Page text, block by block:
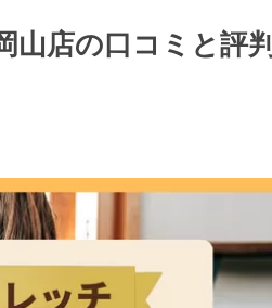
山店の口コミと評判